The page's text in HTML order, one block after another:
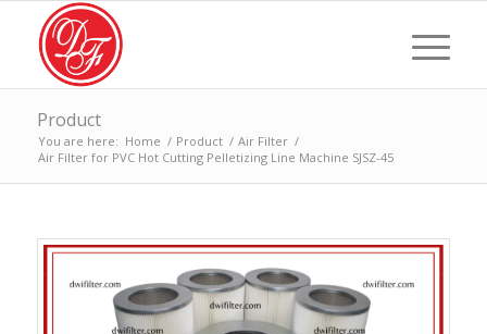
Product
You are here: Home / Product / Air Filter /
Air Filter for PVC Hot Cutting Pelletizing Line Machine SJSZ-45